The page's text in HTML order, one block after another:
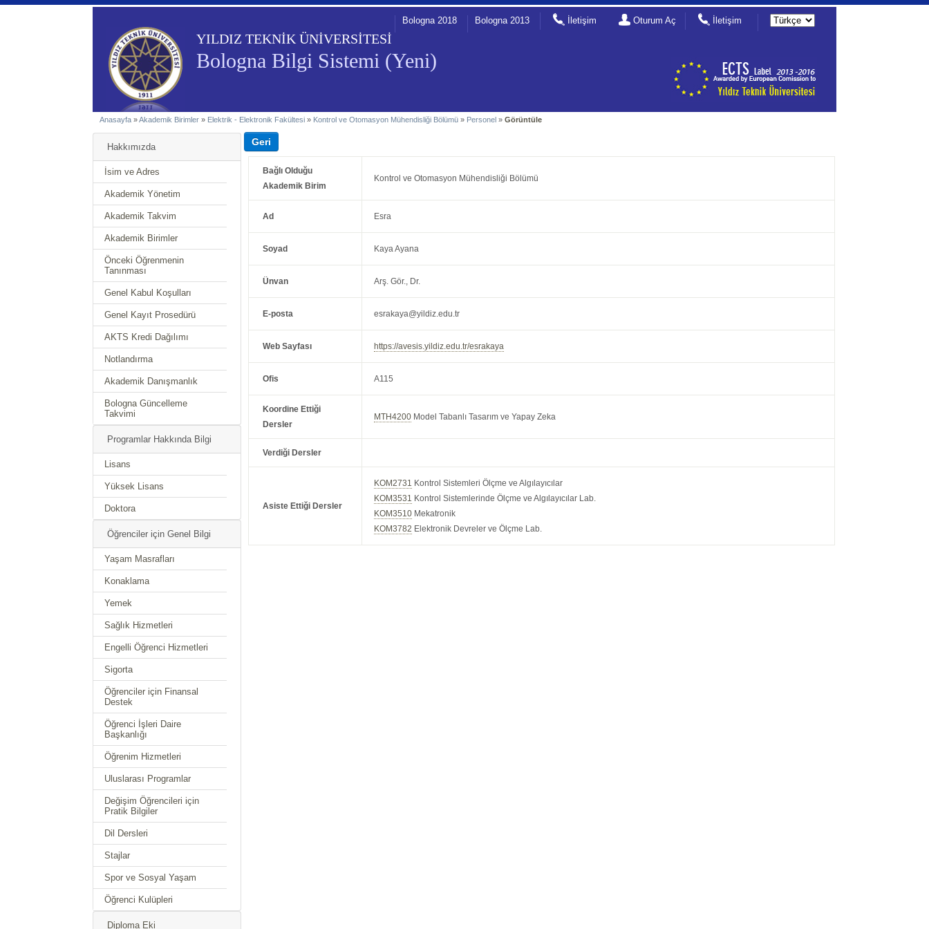
YILDIZ TEKNİK ÜNİVERSİTESİ
Bologna Bilgi Sistemi (Yeni)
Bologna 2018 Bologna 2013 İletişim Oturum Aç İletişim
Anasayfa »Akademik Birimler » Elektrik - Elektronik Fakültesi » Kontrol ve Otomasyon Mühendisliği Bölümü » Personel »Görüntüle
Hakkımızda
İsim ve Adres
Akademik Yönetim
Akademik Takvim
Akademik Birimler
Önceki Öğrenmenin
Tanınması
Genel Kabul Koşulları
Genel Kayıt Prosedürü
AKTS Kredi Dağılımı
Notlandırma
Akademik Danışmanlık
Bologna Güncelleme
Takvimi
Programlar Hakkında Bilgi
Lisans
Yüksek Lisans
Doktora
Öğrenciler için Genel Bilgi
Yaşam Masrafları
Konaklama
Yemek
Sağlık Hizmetleri
Engelli Öğrenci Hizmetleri
Sigorta
Öğrenciler için Finansal
Destek
Öğrenci İşleri Daire
Başkanlığı
Öğrenim Hizmetleri
Uluslarası Programlar
Değişim Öğrencileri için
Pratik Bilgiler
Dil Dersleri
Stajlar
Spor ve Sosyal Yaşam
Öğrenci Kulüpleri
Diploma Eki
Bağlı Olduğu
Akademik Birim
Kontrol ve Otomasyon Mühendisliği Bölümü
Ad Esra
Soyad Kaya Ayana
Ünvan Arş. Gör., Dr.
E-posta esrakaya@yildiz.edu.tr
Web Sayfası https://avesis.yildiz.edu.tr/esrakaya
Ofis A115
Koordine Ettiği
Dersler
MTH4200 Model Tabanlı Tasarım ve Yapay Zeka
Verdiği Dersler
Asiste Ettiği Dersler
KOM2731 Kontrol Sistemleri Ölçme ve Algılayıcılar
KOM3531 Kontrol Sistemlerinde Ölçme ve Algılayıcılar Lab.
KOM3510 Mekatronik
KOM3782 Elektronik Devreler ve Ölçme Lab.